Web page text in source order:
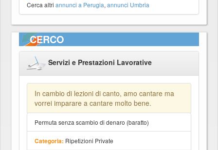
Cerca altri annunci a Perugia, annunci Umbria
CERCO
Servizi e Prestazioni Lavorative
In cambio di lezioni di canto, amo cantare ma
vorrei imparare a cantare molto bene.
Permuta senza scambio di denaro (baratto)
Categoria: Ripetizioni Private